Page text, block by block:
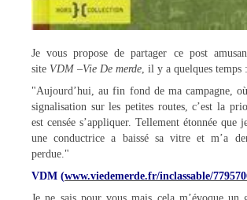
Je vous propose de partager ce post
site VDM –Vie De merde, il y a quelques temps :
"Aujourd’hui, au fin fond de ma campagne,
signalisation sur les petites routes, c’est la
est censée s’appliquer. Tellement étonnée que
une conductrice a baissé sa vitre et m’a
perdue."
VDM (www.viedemerde.fr/inclassable/